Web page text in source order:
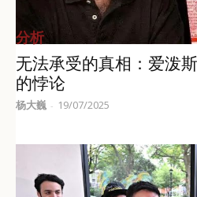
分析
无法承受的真相：爱泼
的悖论
杨大巍 - 19/07/2025